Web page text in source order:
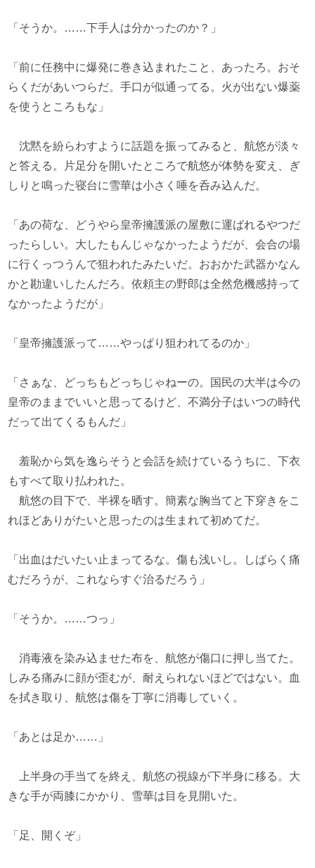
「そうか。……下手人は分かったのか？」
「前に任務中に爆発に巻き込まれたこと、あったろ。おそ
らくだがあいつらだ。手口が似通ってる。火が出ない爆薬
を使うところもな」
沈黙を紛らわすように話題を振ってみると、航悠が淡々
と答える。片足分を開いたところで航悠が体勢を変え、ぎ
しりと鳴った寝台に雪華は小さく唾を呑み込んだ。
「あの荷な、どうやら皇帝擁護派の屋敷に運ばれるやつだ
ったらしい。大したもんじゃなかったようだが、会合の場
に行くっつうんで狙われたみたいだ。おおかた武器かなん
かと勘違いしたんだろ。依頼主の野郎は全然危機感持って
なかったようだが」
「皇帝擁護派って……やっぱり狙われてるのか」
「さぁな、どっちもどっちじゃねーの。国民の大半は今の
皇帝のままでいいと思ってるけど、不満分子はいつの時代
だって出てくるもんだ」
羞恥から気を逸らそうと会話を続けているうちに、下衣
もすべて取り払われた。
航悠の目下で、半裸を晒す。簡素な胸当てと下穿きをこ
れほどありがたいと思ったのは生まれて初めてだ。
「出血はだいたい止まってるな。傷も浅いし。しばらく痛
むだろうが、これならすぐ治るだろう」
「そうか。……つっ」
消毒液を染み込ませた布を、航悠が傷口に押し当てた。
しみる痛みに顔が歪むが、耐えられないほどではない。血
を拭き取り、航悠は傷を丁寧に消毒していく。
「あとは足か……」
上半身の手当てを終え、航悠の視線が下半身に移る。大
きな手が両膝にかかり、雪華は目を見開いた。
「足、開くぞ」